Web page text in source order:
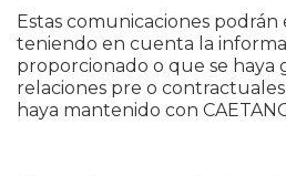
Estas comunicaciones podrán
teniendo en cuenta la
proporcionado o que se haya
relaciones pre o
haya mantenido con